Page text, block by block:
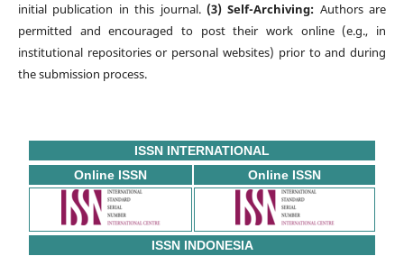
initial publication in this journal. (3) Self-Archiving: Authors are
permitted and encouraged to post their work online (e.g., in
institutional repositories or personal websites) prior to and during
the submission process.
ISSN INTERNATIONAL
Online ISSN
Online ISSN
ISSN INDONESIA